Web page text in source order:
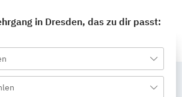
in Dresden, das zu dir passt: